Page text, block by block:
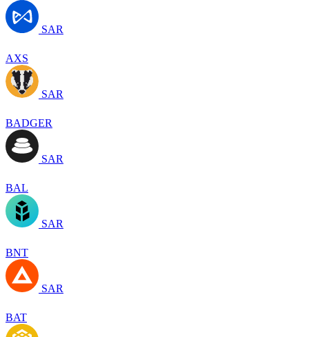
SAR
AXS
SAR
BADGER
SAR
BAL
SAR
BNT
SAR
BAT